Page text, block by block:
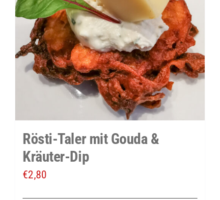
Rösti-Taler mit Gouda &
Kräuter-Dip
€2,80